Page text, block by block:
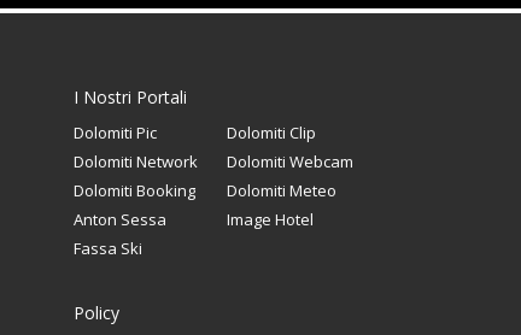
I Nostri Portali
Dolomiti Pic
Dolomiti Clip
Dolomiti Network
Dolomiti Webcam
Dolomiti Booking
Dolomiti Meteo
Anton Sessa
Image Hotel
Fassa Ski
Policy